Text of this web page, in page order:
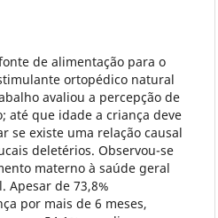
de alimentação para o
ortopédico natural
avaliou a percepção de
até que idade a criança deve
se existe uma relação causal
deletérios. Observou-se
materno à saúde geral
Apesar de 73,8%
por mais de 6 meses,